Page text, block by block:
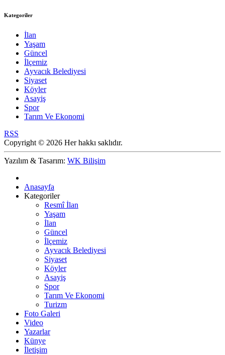
Kategoriler
İlan
Yaşam
Güncel
İlçemiz
Ayvacık Belediyesi
Siyaset
Köyler
Asayiş
Spor
Tarım Ve Ekonomi
RSS
Copyright © 2026 Her hakkı saklıdır.
Yazılım & Tasarım: WK Bilişim
Anasayfa
Kategoriler
Resmî İlan
Yaşam
İlan
Güncel
İlçemiz
Ayvacık Belediyesi
Siyaset
Köyler
Asayiş
Spor
Tarım Ve Ekonomi
Turizm
Foto Galeri
Video
Yazarlar
Künye
İletişim